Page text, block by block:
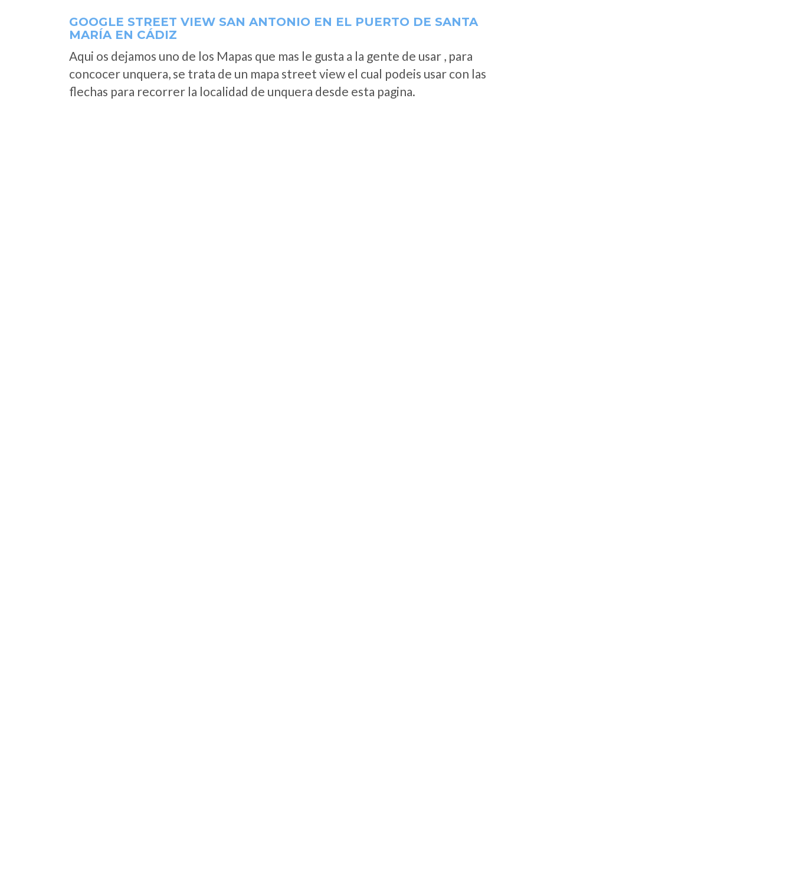
GOOGLE STREET VIEW SAN ANTONIO EN EL PUERTO DE SANTA
MARÍA EN CÁDIZ
Aqui os dejamos uno de los Mapas que mas le gusta a la gente de usar , para
concocer unquera, se trata de un mapa street view el cual podeis usar con las
flechas para recorrer la localidad de unquera desde esta pagina.